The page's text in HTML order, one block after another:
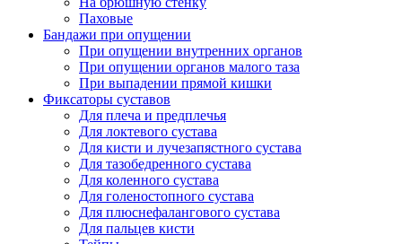
Паховые
Бандажи при опущении
При опущении внутренних органов
При опущении органов малого таза
При выпадении прямой кишки
Фиксаторы суставов
Для плеча и предплечья
Для локтевого сустава
Для кисти и лучезапястного сустава
Для тазобедренного сустава
Для коленного сустава
Для голеностопного сустава
Для плюснефалангового сустава
Для пальцев кисти